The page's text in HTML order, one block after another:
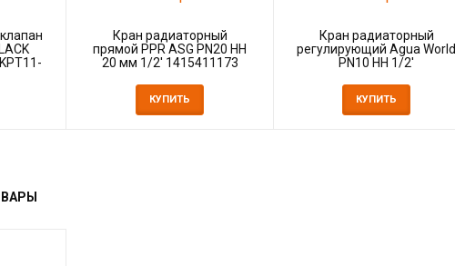
Кран радиаторный
прямой PPR ASG PN20 НН
20 мм 1/2' 1415411173
КУПИТЬ
Кран радиаторный
регулирующий Agua World
PN10 НН 1/2'
КУПИТЬ